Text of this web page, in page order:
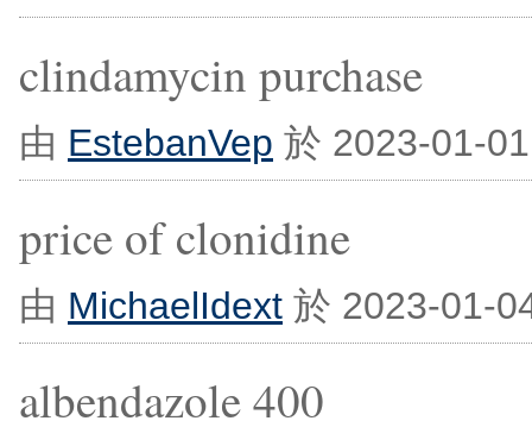
clindamycin purchase
由 EstebanVep 於 2023-01-
price of clonidine
由 MichaelIdext 於 2023-01-
albendazole 400